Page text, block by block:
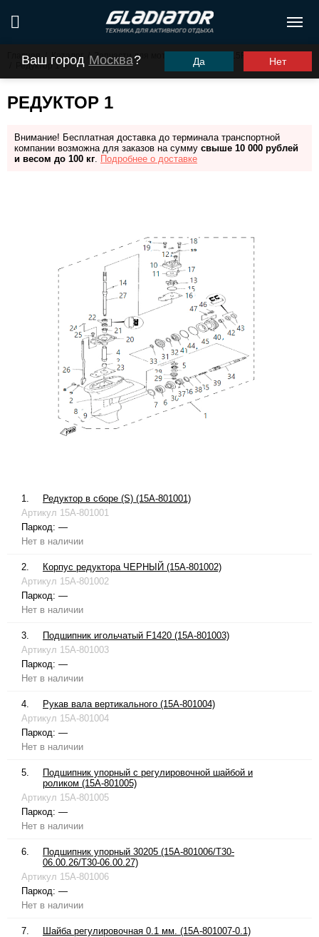
Ваш город Москва? Да Нет
Главная / Каталог Запчасти для моторов ПЛМ
G15FHS (G9.9FHS)
Редуктор 1
РЕДУКТОР 1
Внимание! Бесплатная доставка до терминала транспортной
компании возможна для заказов на сумму свыше 10 000 рублей
и весом до 100 кг. Подробнее о доставке
1.
Редуктор в сборе (S) (15A-801001)
Артикул 15A-801001
Паркод: —
Нет в наличии
2.
Корпус редуктора ЧЕРНЫЙ (15A-801002)
Артикул 15A-801002
Паркод: —
Нет в наличии
3.
Подшипник игольчатый F1420 (15A-801003)
Артикул 15A-801003
Паркод: —
Нет в наличии
4.
Рукав вала вертикального (15A-801004)
Артикул 15A-801004
Паркод: —
Нет в наличии
5.
Подшипник упорный с регулировочной шайбой и
роликом (15A-801005)
Артикул 15A-801005
Паркод: —
Нет в наличии
6.
Подшипник упорный 30205 (15A-801006/T30-
06.00.26/T30-06.00.27)
Артикул 15A-801006
Паркод: —
Нет в наличии
7.
Шайба регулировочная 0.1 мм. (15A-801007-0.1)